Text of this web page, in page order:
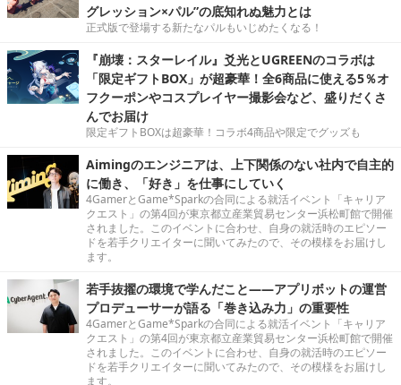
グレッション×パル”の底知れぬ魅力とは
正式版で登場する新たなパルもいじめたくなる！
『崩壊：スターレイル』爻光とUGREENのコラボは
「限定ギフトBOX」が超豪華！全6商品に使える5％オ
フクーポンやコスプレイヤー撮影会など、盛りだくさ
んでお届け
限定ギフトBOXは超豪華！コラボ4商品や限定でグッズも
Aimingのエンジニアは、上下関係のない社内で自主的
に働き、「好き」を仕事にしていく
4GamerとGame*Sparkの合同による就活イベント「キャリア
クエスト」の第4回が東京都立産業貿易センター浜松町館で開催
されました。このイベントに合わせ、自身の就活時のエピソー
ドを若手クリエイターに聞いてみたので、その模様をお届けし
ます。
若手抜擢の環境で学んだこと――アプリボットの運営
プロデューサーが語る「巻き込み力」の重要性
4GamerとGame*Sparkの合同による就活イベント「キャリア
クエスト」の第4回が東京都立産業貿易センター浜松町館で開催
されました。このイベントに合わせ、自身の就活時のエピソー
ドを若手クリエイターに聞いてみたので、その模様をお届けし
ます。